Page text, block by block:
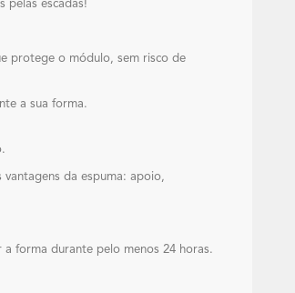
pelas escadas!
protege o módulo, sem risco de
a sua forma.
da espuma: apoio,
forma durante pelo menos 24 horas.